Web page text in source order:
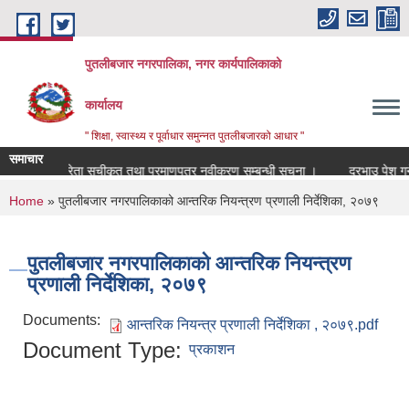
Skip to main content
पुतलीबजार नगरपालिका, नगर कार्यपालिकाको
कार्यालय
" शिक्षा, स्वास्थ्य र पूर्वाधार समुन्नत पुतलीबजारको आधार "
समाचार
गर्ने विक्रेता सूचीकृत तथा प्रमाणपत्र नवीकरण सम्बन्धी सूचना ।
दरभाउ पेश
You are here
Home » पुतलीबजार नगरपालिकाको आन्तरिक नियन्त्रण प्रणाली निर्देशिका, २०७९
पुतलीबजार नगरपालिकाको आन्तरिक नियन्त्रण
प्रणाली निर्देशिका, २०७९
Documents: आन्तरिक नियन्त्र प्रणाली निर्देशिका , २०७९.pdf
Document Type: प्रकाशन